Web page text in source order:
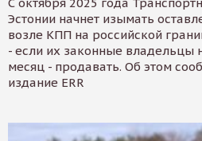
С октября 2025 года
Эстонии начнет изымать
возле КПП на российской
- если их законные владельцы
месяц - продавать. Об этом
издание ERR